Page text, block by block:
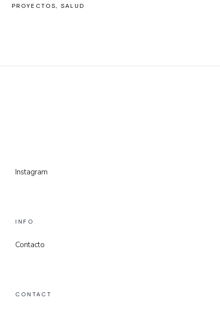
PROYECTOS SALUD
Instagram
INFO
Contacto
CONTACT